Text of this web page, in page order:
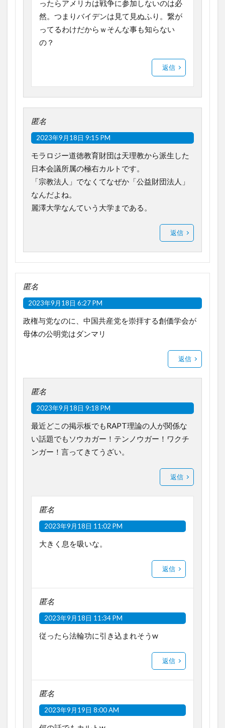
ったらアメリカは戦争に参加しないのは必
然。つまりバイデンは見て見ぬふり。繋が
ってるわけだからｗそんな事も知らない
の？
返信
匿名
2023年9月18日 9:15 PM
モラロジー道徳教育財団は天理教から派生した
日本会議所属の極右カルトです。
「宗教法人」でなくてなぜか「公益財団法人」
なんだよね。
麗澤大学なんていう大学まである。
返信
匿名
2023年9月18日 6:27 PM
政権与党なのに、中国共産党を崇拝する創価学会が
母体の公明党はダンマリ
返信
匿名
2023年9月18日 9:18 PM
最近どこの掲示板でもRAPT理論の人が関係な
い話題でもソウカガー！テンノウガー！ワクチ
ンガー！言ってきてうざい。
返信
匿名
2023年9月18日 11:02 PM
大きく息を吸いな。
返信
匿名
2023年9月18日 11:34 PM
従ったら法輪功に引き込まれそうw
返信
匿名
2023年9月19日 8:00 AM